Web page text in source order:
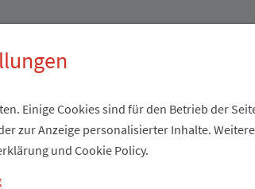
Cederroth
Einige Cookies sind für den Betrieb der
zur Anzeige personalisierter Inhalte. Weitere
und Cookie Policy.